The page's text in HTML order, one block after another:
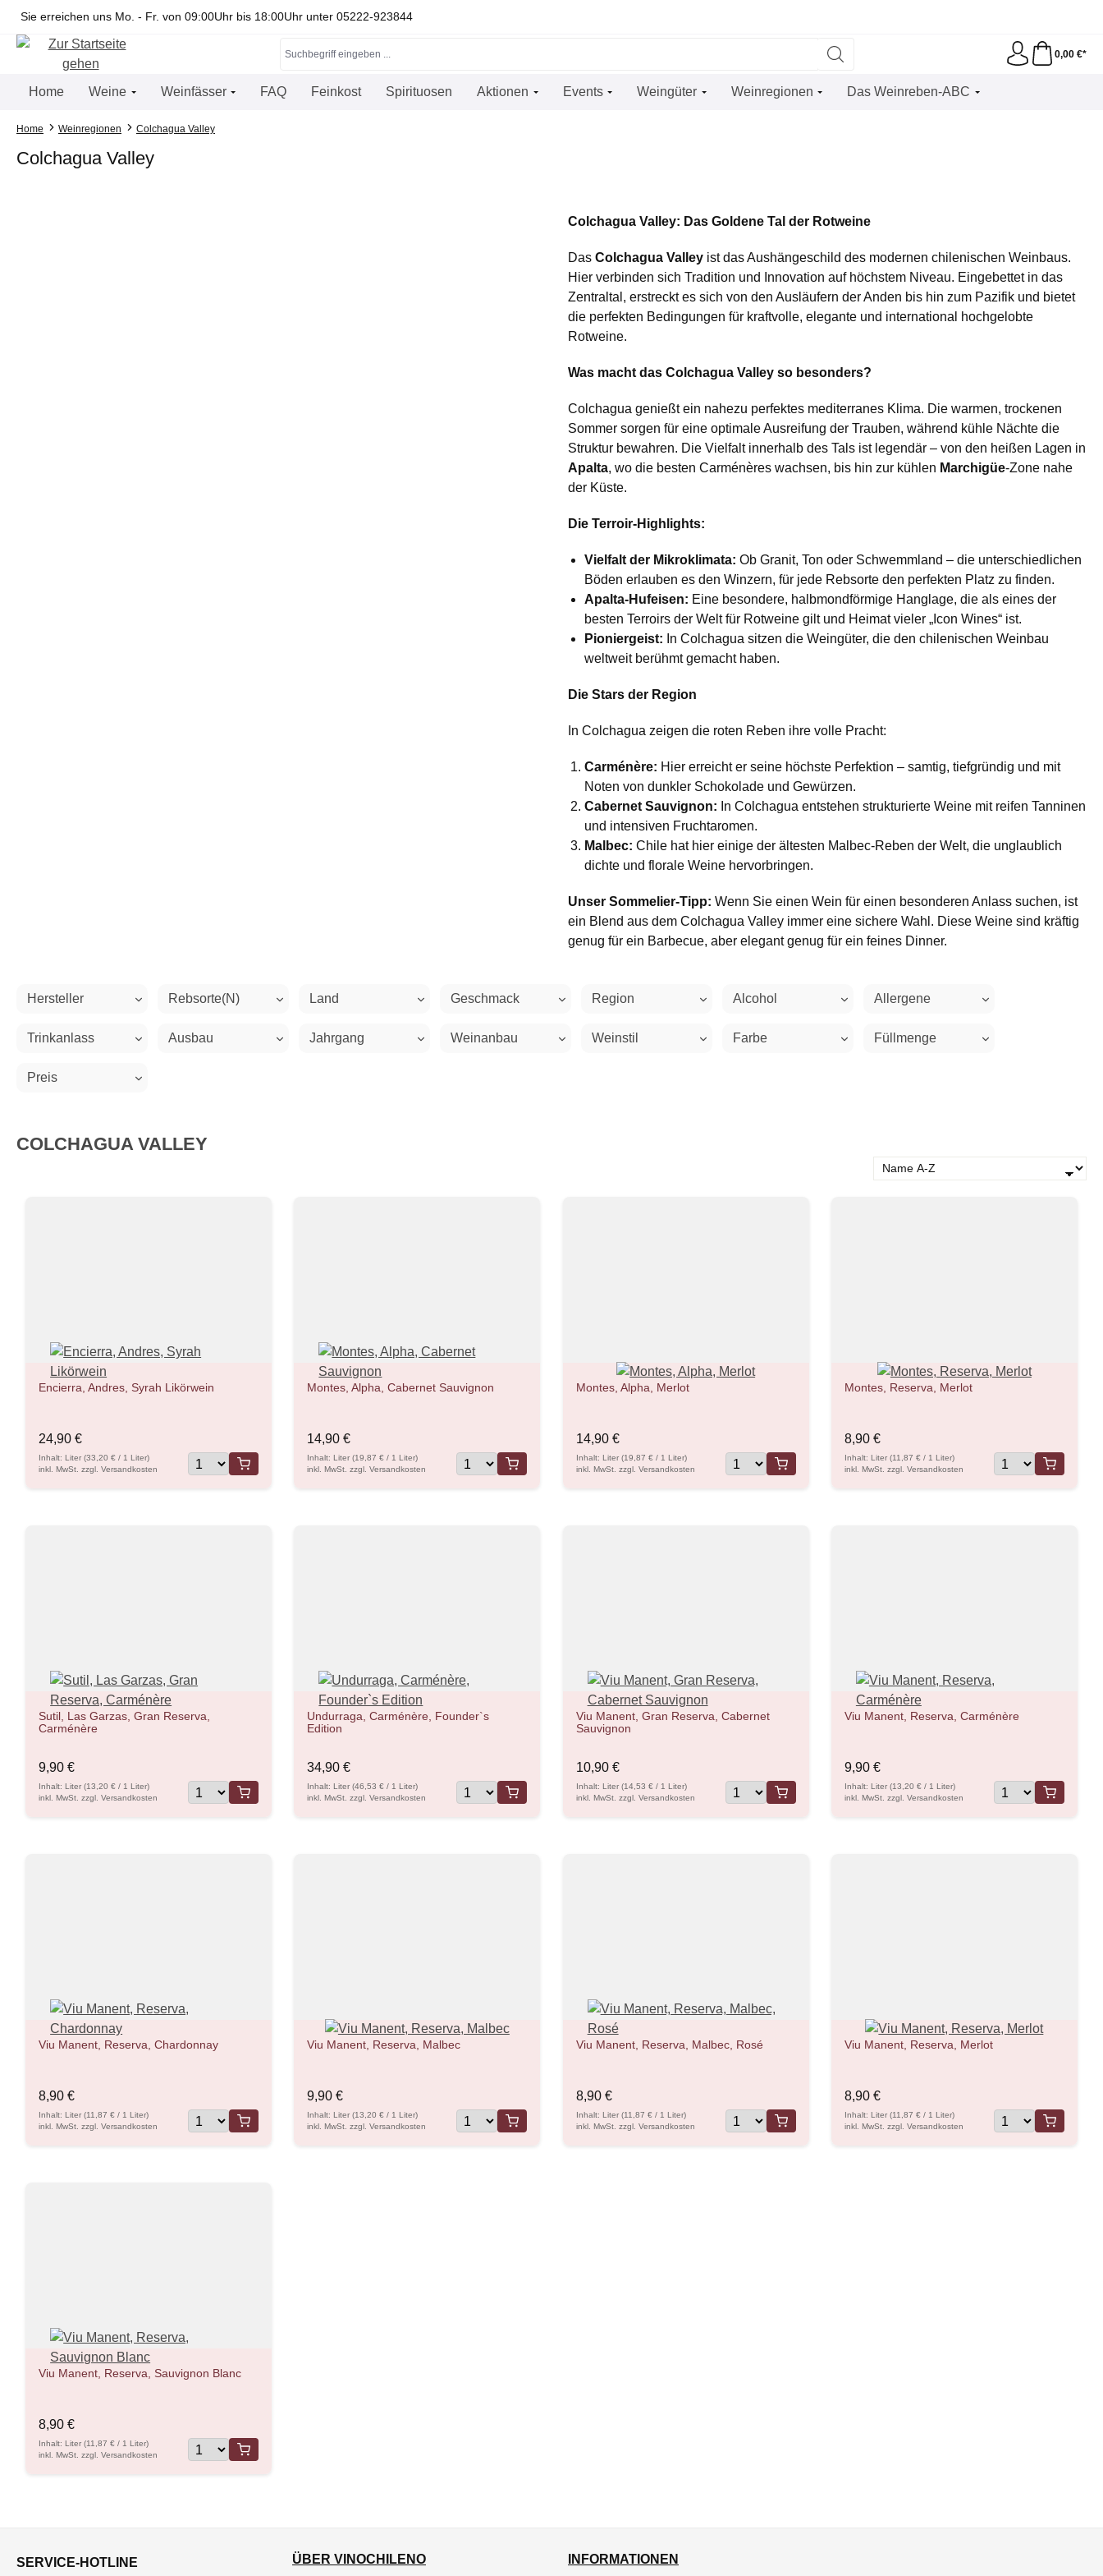
Zur Hauptnavigation springen
Sie erreichen uns Mo. - Fr. von 09:00Uhr bis 18:00Uhr unter 05222-923844
0,00 €*
Home Weine Weinfässer FAQ Feinkost Spirituosen Aktionen Events Weingüter Weinregionen Das Weinreben-ABC
Home Weinregionen Colchagua Valley
Colchagua Valley
Colchagua Valley: Das Goldene Tal der Rotweine
Das Colchagua Valley ist das Aushängeschild des modernen chilenischen Weinbaus.
Hier verbinden sich Tradition und Innovation auf höchstem Niveau. Eingebettet in das
Zentraltal, erstreckt es sich von den Ausläufern der Anden bis hin zum Pazifik und bietet
die perfekten Bedingungen für kraftvolle, elegante und international hochgelobte
Rotweine.
Was macht das Colchagua Valley so besonders?
Colchagua genießt ein nahezu perfektes mediterranes Klima. Die warmen, trockenen
Sommer sorgen für eine optimale Ausreifung der Trauben, während kühle Nächte die
Struktur bewahren. Die Vielfalt innerhalb des Tals ist legendär – von den heißen Lagen in
Apalta, wo die besten Carménères wachsen, bis hin zur kühlen Marchigüe-Zone nahe
der Küste.
Die Terroir-Highlights:
Vielfalt der Mikroklimata: Ob Granit, Ton oder Schwemmland – die unterschiedlichen
Böden erlauben es den Winzern, für jede Rebsorte den perfekten Platz zu finden.
Apalta-Hufeisen: Eine besondere, halbmondförmige Hanglage, die als eines der
besten Terroirs der Welt für Rotweine gilt und Heimat vieler „Icon Wines“ ist.
Pioniergeist: In Colchagua sitzen die Weingüter, die den chilenischen Weinbau
weltweit berühmt gemacht haben.
Die Stars der Region
In Colchagua zeigen die roten Reben ihre volle Pracht:
Carménère: Hier erreicht er seine höchste Perfektion – samtig, tiefgründig und mit
Noten von dunkler Schokolade und Gewürzen.
Cabernet Sauvignon: In Colchagua entstehen strukturierte Weine mit reifen Tanninen
und intensiven Fruchtaromen.
Malbec: Chile hat hier einige der ältesten Malbec-Reben der Welt, die unglaublich
dichte und florale Weine hervorbringen.
Unser Sommelier-Tipp: Wenn Sie einen Wein für einen besonderen Anlass suchen, ist
ein Blend aus dem Colchagua Valley immer eine sichere Wahl. Diese Weine sind kräftig
genug für ein Barbecue, aber elegant genug für ein feines Dinner.
Hersteller Rebsorte(n) Land Geschmack Region Alcohol Allergene
Trinkanlass Ausbau Jahrgang Weinanbau Weinstil Farbe Füllmenge
Preis
COLCHAGUA VALLEY
Encierra, Andres, Syrah Likörwein
24,90 €
Inhalt: Liter (33,20 € / 1 Liter)
inkl. MwSt. zzgl. Versandkosten
Montes, Alpha, Cabernet Sauvignon
14,90 €
Inhalt: Liter (19,87 € / 1 Liter)
inkl. MwSt. zzgl. Versandkosten
Montes, Alpha, Merlot
14,90 €
Inhalt: Liter (19,87 € / 1 Liter)
inkl. MwSt. zzgl. Versandkosten
Montes, Reserva, Merlot
8,90 €
Inhalt: Liter (11,87 € / 1 Liter)
inkl. MwSt. zzgl. Versandkosten
Sutil, Las Garzas, Gran Reserva,
Carménère
9,90 €
Inhalt: Liter (13,20 € / 1 Liter)
inkl. MwSt. zzgl. Versandkosten
Undurraga, Carménère, Founder`s
Edition
34,90 €
Inhalt: Liter (46,53 € / 1 Liter)
inkl. MwSt. zzgl. Versandkosten
Viu Manent, Gran Reserva, Cabernet
Sauvignon
10,90 €
Inhalt: Liter (14,53 € / 1 Liter)
inkl. MwSt. zzgl. Versandkosten
Viu Manent, Reserva, Carménère
9,90 €
Inhalt: Liter (13,20 € / 1 Liter)
inkl. MwSt. zzgl. Versandkosten
Viu Manent, Reserva, Chardonnay
8,90 €
Inhalt: Liter (11,87 € / 1 Liter)
inkl. MwSt. zzgl. Versandkosten
Viu Manent, Reserva, Malbec
9,90 €
Inhalt: Liter (13,20 € / 1 Liter)
inkl. MwSt. zzgl. Versandkosten
Viu Manent, Reserva, Malbec, Rosé
8,90 €
Inhalt: Liter (11,87 € / 1 Liter)
inkl. MwSt. zzgl. Versandkosten
Viu Manent, Reserva, Merlot
8,90 €
Inhalt: Liter (11,87 € / 1 Liter)
inkl. MwSt. zzgl. Versandkosten
Viu Manent, Reserva, Sauvignon Blanc
8,90 €
Inhalt: Liter (11,87 € / 1 Liter)
inkl. MwSt. zzgl. Versandkosten
SERVICE-HOTLINE ÜBER VINOCHILENO INFORMATIONEN